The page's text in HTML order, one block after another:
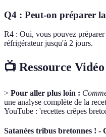
Q4 : Peut-on préparer
R4 : Oui, vous pouvez
réfrigérateur jusqu'à 2 jours.
📺 Ressource Vidéo
> Pour aller plus loin :
une analyse complète de la
YouTube : 'recettes crêpes
Satanées tribus bretonnes ! -